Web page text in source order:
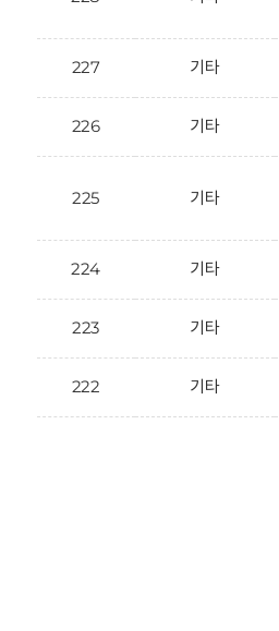
227 기타
226 기타
225 기타
224 기타
223 기타
222 기타